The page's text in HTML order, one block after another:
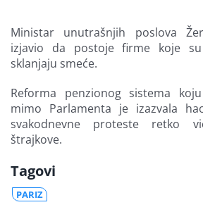
Ministar unutrašnjih poslova
izjavio da postoje firme koje
sklanjaju smeće.
Reforma penzionog sistema
mimo Parlamenta je izazvala
svakodnevne proteste retko
štrajkove.
Tagovi
PARIZ